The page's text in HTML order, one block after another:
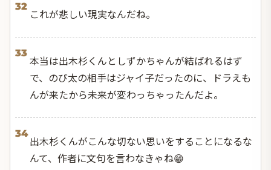
32
これが悲しい現実なんだね。
33
本当は出木杉くんとしずかちゃんが結ばれるはず
で、のび太の相手はジャイ子だったのに、ドラえも
んが来たから未来が変わっちゃったんだよ。
34
出木杉くんがこんな切ない思いをすることになるな
んて、作者に文句を言わなきゃね😁